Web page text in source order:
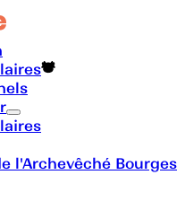
l'Archevêché Bourges